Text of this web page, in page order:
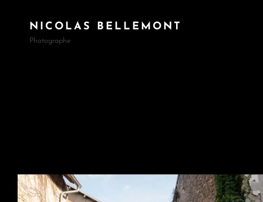
NICOLAS BELLEMONT
Photographe